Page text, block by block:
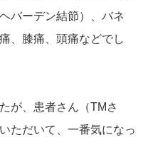
バーデン結節）、バネ
、膝痛、頭痛などでし
が、患者さん（TMさ
ただいて、一番気になっ